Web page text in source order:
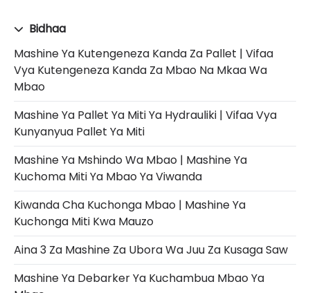
Bidhaa
Mashine Ya Kutengeneza Kanda Za Pallet | Vifaa
Vya Kutengeneza Kanda Za Mbao Na Mkaa Wa
Mbao
Mashine Ya Pallet Ya Miti Ya Hydrauliki | Vifaa Vya
Kunyanyua Pallet Ya Miti
Mashine Ya Mshindo Wa Mbao | Mashine Ya
Kuchoma Miti Ya Mbao Ya Viwanda
Kiwanda Cha Kuchonga Mbao | Mashine Ya
Kuchonga Miti Kwa Mauzo
Aina 3 Za Mashine Za Ubora Wa Juu Za Kusaga Saw
Mashine Ya Debarker Ya Kuchambua Mbao Ya